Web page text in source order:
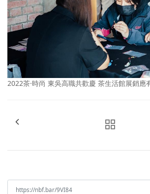
2022茶·時尚 東吳高職共歡慶 茶生活館展銷應